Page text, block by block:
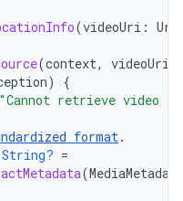
(videoUri : Uri
(context, videoUri
)
{
"Cannot retrieve video
format.
String? =
(